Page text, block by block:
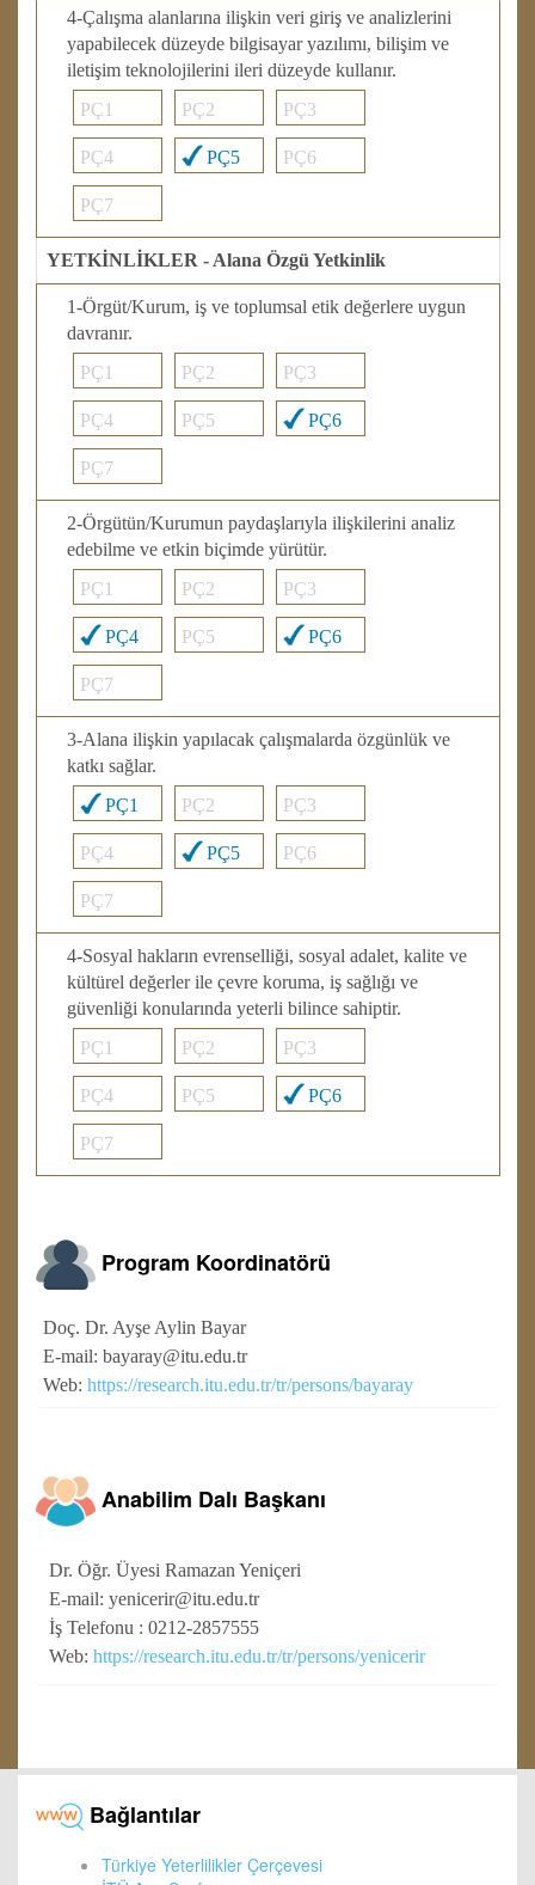
4-Çalışma alanlarına ilişkin veri giriş ve analizlerini
yapabilecek düzeyde bilgisayar yazılımı, bilişim ve
iletişim teknolojilerini ileri düzeyde kullanır.
PÇ1
PÇ2 PÇ3
PÇ4 PÇ5 PÇ6
PÇ7
YETKİNLİKLER - Alana Özgü Yetkinlik
1-Örgüt/Kurum, iş ve toplumsal etik değerlere uygun
davranır.
PÇ1
PÇ2 PÇ3
PÇ4 PÇ5 PÇ6
PÇ7
2-Örgütün/Kurumun paydaşlarıyla ilişkilerini analiz
edebilme ve etkin biçimde yürütür.
PÇ1
PÇ2 PÇ3
PÇ4 PÇ5 PÇ6
PÇ7
3-Alana ilişkin yapılacak çalışmalarda özgünlük ve
katkı sağlar.
PÇ1
PÇ2 PÇ3
PÇ4 PÇ5 PÇ6
PÇ7
4-Sosyal hakların evrenselliği, sosyal adalet, kalite ve
kültürel değerler ile çevre koruma, iş sağlığı ve
güvenliği konularında yeterli bilince sahiptir.
PÇ1
PÇ2 PÇ3
PÇ4 PÇ5 PÇ6
PÇ7
Program Koordinatörü
Doç. Dr. Ayşe Aylin Bayar
E-mail: bayaray@itu.edu.tr
Web: https://research.itu.edu.tr/tr/persons/bayaray
Anabilim Dalı Başkanı
Dr. Öğr. Üyesi Ramazan Yeniçeri
E-mail: yenicerir@itu.edu.tr
İş Telefonu : 0212-2857555
Web: https://research.itu.edu.tr/tr/persons/yenicerir
Bağlantılar
Türkiye Yeterlilikler Çerçevesi